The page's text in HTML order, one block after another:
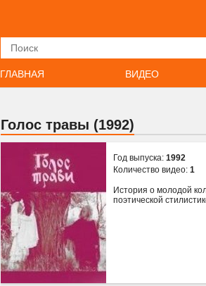
ГЛАВНАЯ ВИДЕО
Голос травы (1992)
Год выпуска: 1992
Количество видео: 1
История о молодой
поэтической